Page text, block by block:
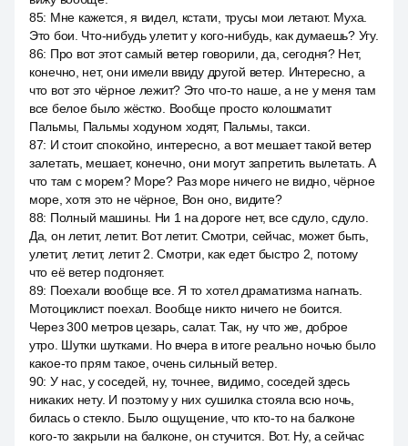
85: Мне кажется, я видел, кстати, трусы мои летают. Муха.
Это бои. Что-нибудь улетит у кого-нибудь, как думаешь? Угу.
86: Про вот этот самый ветер говорили, да, сегодня? Нет,
конечно, нет, они имели ввиду другой ветер. Интересно, а
что вот это чёрное лежит? Это что-то наше, а не у меня там
все белое было жёстко. Вообще просто колошматит
Пальмы, Пальмы ходуном ходят, Пальмы, такси.
87: И стоит спокойно, интересно, а вот мешает такой ветер
залетать, мешает, конечно, они могут запретить вылетать. А
что там с морем? Море? Раз море ничего не видно, чёрное
море, хотя это не чёрное, Вон оно, видите?
88: Полный машины. Ни 1 на дороге нет, все сдуло, сдуло.
Да, он летит, летит. Вот летит. Смотри, сейчас, может быть,
улетит, летит, летит 2. Смотри, как едет быстро 2, потому
что её ветер подгоняет.
89: Поехали вообще все. Я то хотел драматизма нагнать.
Мотоциклист поехал. Вообще никто ничего не боится.
Через 300 метров цезарь, салат. Так, ну что же, доброе
утро. Шутки шутками. Но вчера в итоге реально ночью было
какое-то прям такое, очень сильный ветер.
90: У нас, у соседей, ну, точнее, видимо, соседей здесь
никаких нету. И поэтому у них сушилка стояла всю ночь,
билась о стекло. Было ощущение, что кто-то на балконе
кого-то закрыли на балконе, он стучится. Вот. Ну, а сейчас